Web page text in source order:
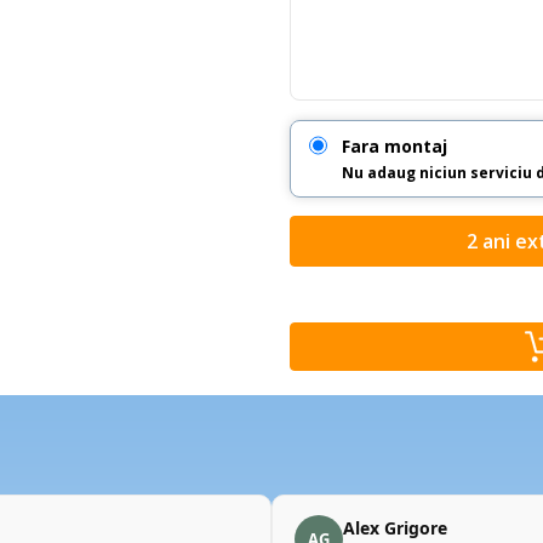
Fara montaj
Nu adaug niciun serviciu
2 ani
Alex Grigore